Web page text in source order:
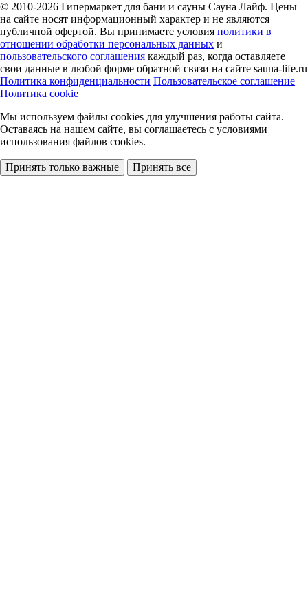
© 2010-2026 Гипермаркет для бани и сауны Сауна Лайф. Цены
на сайте носят информационный характер и не являются
публичной офертой. Вы принимаете условия политики в
отношении обработки персональных данных и
пользовательского соглашения каждый раз, когда оставляете
свои данные в любой форме обратной связи на сайте sauna-life.ru
Политика конфиденциальности Пользовательское соглашение
Политика cookie
Мы используем файлы cookies для улучшения работы сайта.
Оставаясь на нашем сайте, вы соглашаетесь с условиями
использования файлов cookies.
Принять только важные Принять все